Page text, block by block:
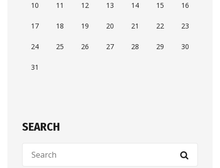
10 11 12 13 14 15 16
17 18 19 20 21 22 23
24 25 26 27 28 29 30
31
SEARCH